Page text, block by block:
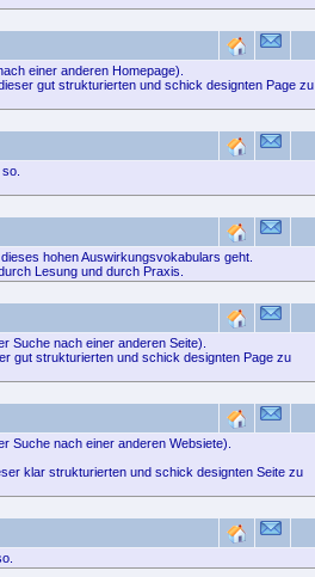
einer anderen Homepage).
gut strukturierten und schick designten Page zu
hohen Auswirkungsvokabulars geht.
Lesung und durch Praxis.
Suche nach einer anderen Seite).
gut strukturierten und schick designten Page zu
Suche nach einer anderen Websiete).
klar strukturierten und schick designten Seite zu